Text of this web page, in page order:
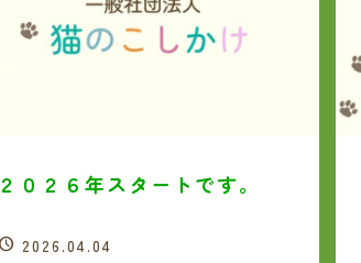
２０２６年スタートです。
2026.04.04